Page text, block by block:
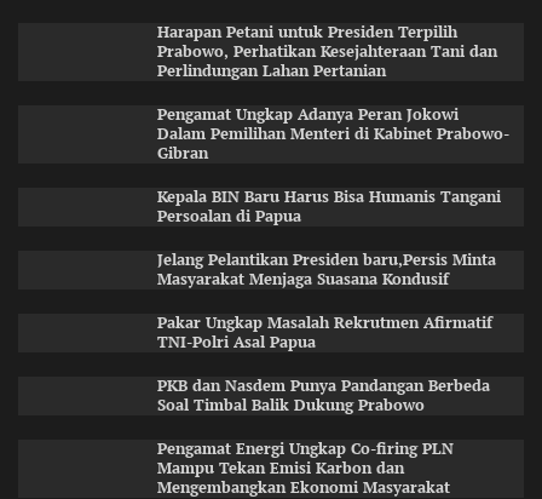
Harapan Petani untuk Presiden Terpilih
Prabowo, Perhatikan Kesejahteraan Tani dan
Perlindungan Lahan Pertanian
Pengamat Ungkap Adanya Peran Jokowi
Dalam Pemilihan Menteri di Kabinet Prabowo-
Gibran
Kepala BIN Baru Harus Bisa Humanis Tangani
Persoalan di Papua
Jelang Pelantikan Presiden baru,Persis Minta
Masyarakat Menjaga Suasana Kondusif
Pakar Ungkap Masalah Rekrutmen Afirmatif
TNI-Polri Asal Papua
PKB dan Nasdem Punya Pandangan Berbeda
Soal Timbal Balik Dukung Prabowo
Pengamat Energi Ungkap Co-firing PLN
Mampu Tekan Emisi Karbon dan
Mengembangkan Ekonomi Masyarakat